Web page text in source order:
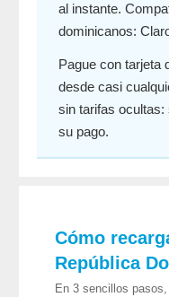
al instante.
dominicanos:
Pague con tarjeta
desde casi
sin tarifas ocultas:
su pago.
Cómo
República
En 3 sencillos